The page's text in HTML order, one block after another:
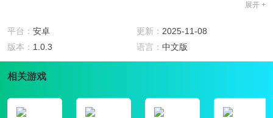
2、小红帽穿越记2官网最新中文兼容版手游让你学习更多技能，获得更多权力;
3、可以无休止的玩，直到看到结局，不同的老板，不同的任务;
游戏亮点
2、游戏的玩法总体来说比较的简单,里面的主角是小红帽,
展开 +
平台： 安卓 更新： 2025-11-08
版本： 1.0.3 语言： 中文版
相关游戏